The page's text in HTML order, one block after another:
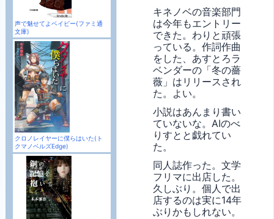
声で魅せてよベイビー(ファミ通
文庫)
クロノレイヤーに僕らはいた(ト
クマノベルズEdge)
キネノベの音楽部門
は今年もエントリー
できた。わりと頑張
っている。作詞作曲
をした、あすとろラ
ベンダーの「冬の薔
薇」はリリースされ
た。よい。
小説はあんまり書い
ていないな。AIのべ
りすとと戯れてい
た。
同人誌作った。文学
フリマに出店した。
久しぶり。個人で出
店するのは実に14年
ぶりかもしれない。